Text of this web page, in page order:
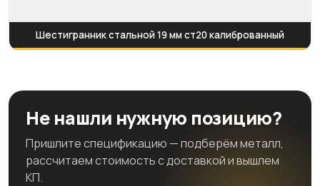
Шестигранник стальной 19 мм ст20 калиброванный
Не нашли нужную позицию?
Пришлите спецификацию — подберём металл,
рассчитаем стоимость с доставкой и вышлем
КП.